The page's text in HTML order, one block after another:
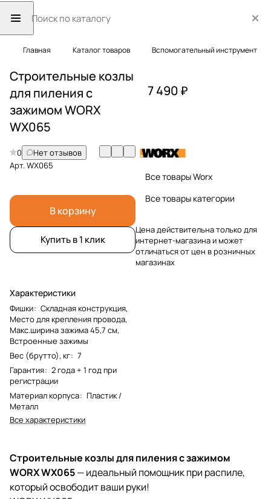
Главная Каталог товаров Вспомогательный инструмент
Строительные козлы
для пиления с
зажимом WORX
WX065
0
Нет отзывов
Арт.WX065
В корзину
Купить в 1 клик
Характеристики
Фишки: Складная конструкция,
Место для крепления провода,
Макс.ширина зажима 45,7 см,
Встроенные зажимы
Вес (брутто), кг: 7
Гарантия: 2 года + 1 год при
регистрации
Материал корпуса: Пластик /
Металл
Все характеристики
7 490 ₽
Все товары Worx
Все товары категории
Цена действительна только для
интернет-магазина и может
отличаться от цен в розничных
магазинах
Строительные козлы для пиления с зажимом
WORX WX065— идеальный помощник при распиле,
который освободит ваши руки!